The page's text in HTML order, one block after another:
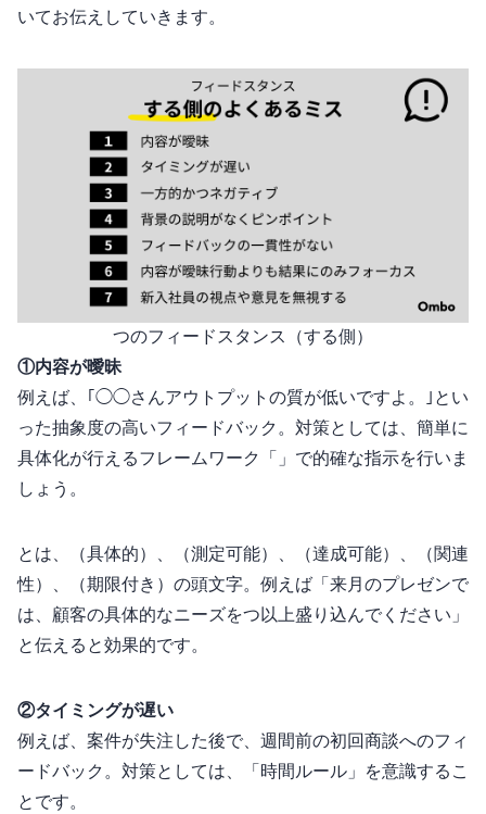
いてお伝えしていきます。
7つのフィードスタンス（する側）
①内容が曖昧
例えば、｢◯◯さんアウトプットの質が低いですよ。｣とい
った抽象度の高いフィードバック。対策としては、簡単に
具体化が行えるフレームワーク「SMART」で的確な指示を行いま
しょう。
SMARTとは、Specific（具体的）、Measurable（測定可能）、Achievable（達成可能）、Relevant（関連
性）、Time-bound（期限付き）の頭文字。例えば「来月のプレゼンで
は、顧客の具体的なニーズを3つ以上盛り込んでください」
と伝えると効果的です。
②タイミングが遅い
例えば、案件が失注した後で、2週間前の初回商談へのフィ
ードバック。対策としては、「24時間ルール」を意識するこ
とです。